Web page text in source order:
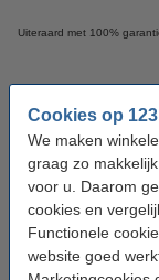
Cookies op
We maken
graag zo
voor u. Daarom
cookies en
Functionele
website goed
Uiteraard met 100%
Kleur:
Inhoud: